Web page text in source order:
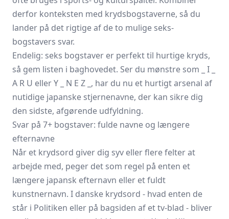
derfor konteksten med kryds­bogstaverne, så du
lander på det rigtige af de to mulige seks-
bogstavers svar.
Endelig: seks bogstaver er perfekt til hurtige kryds,
så gem listen i baghovedet. Ser du mønstre som _ I _
A R U eller Y _ N E Z _, har du nu et hurtigt arsenal af
nutidige japanske stjernenavne, der kan sikre dig
den sidste, afgørende udfyldning.
Svar på 7+ bogstaver: fulde navne og længere
efternavne
Når et krydsord giver dig syv eller flere felter at
arbejde med, peger det som regel på enten et
længere japansk efternavn eller et fuldt
kunstnernavn. I danske krydsord - hvad enten de
står i Politiken eller på bagsiden af et tv-blad - bliver